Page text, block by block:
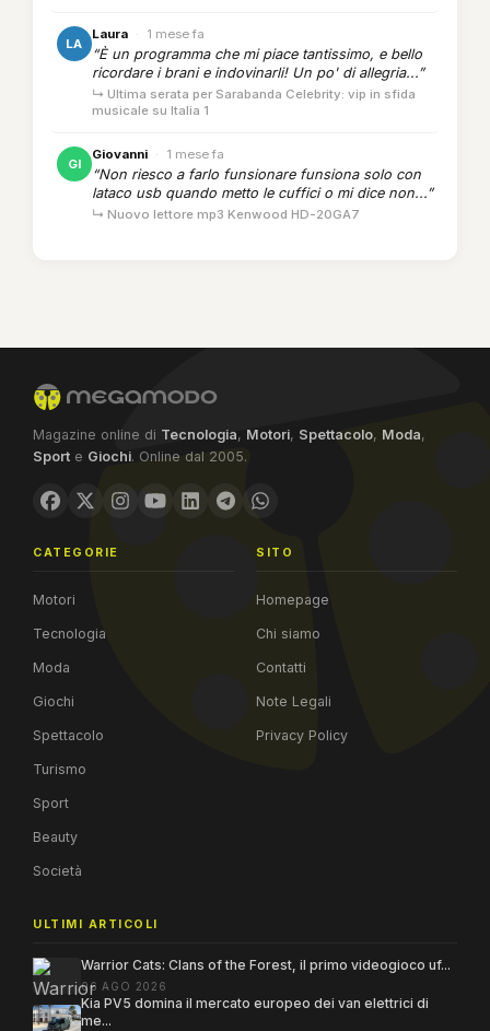
LA
Laura · 1 mese fa
“È un programma che mi piace tantissimo, e bello
ricordare i brani e indovinarli! Un po' di allegria...”
↳ Ultima serata per Sarabanda Celebrity: vip in sfida
musicale su Italia 1
GI
Giovanni · 1 mese fa
“Non riesco a farlo funsionare funsiona solo con
lataco usb quando metto le cuffici o mi dice non...”
↳ Nuovo lettore mp3 Kenwood HD-20GA7
Magazine online di Tecnologia, Motori, Spettacolo, Moda,
Sport e Giochi. Online dal 2005.
CATEGORIE
Motori
Tecnologia
Moda
Giochi
Spettacolo
Turismo
Sport
Beauty
Società
SITO
Homepage
Chi siamo
Contatti
Note Legali
Privacy Policy
ULTIMI ARTICOLI
Warrior Cats: Clans of the Forest, il primo videogioco uf...
06 AGO 2026
Kia PV5 domina il mercato europeo dei van elettrici di
me...